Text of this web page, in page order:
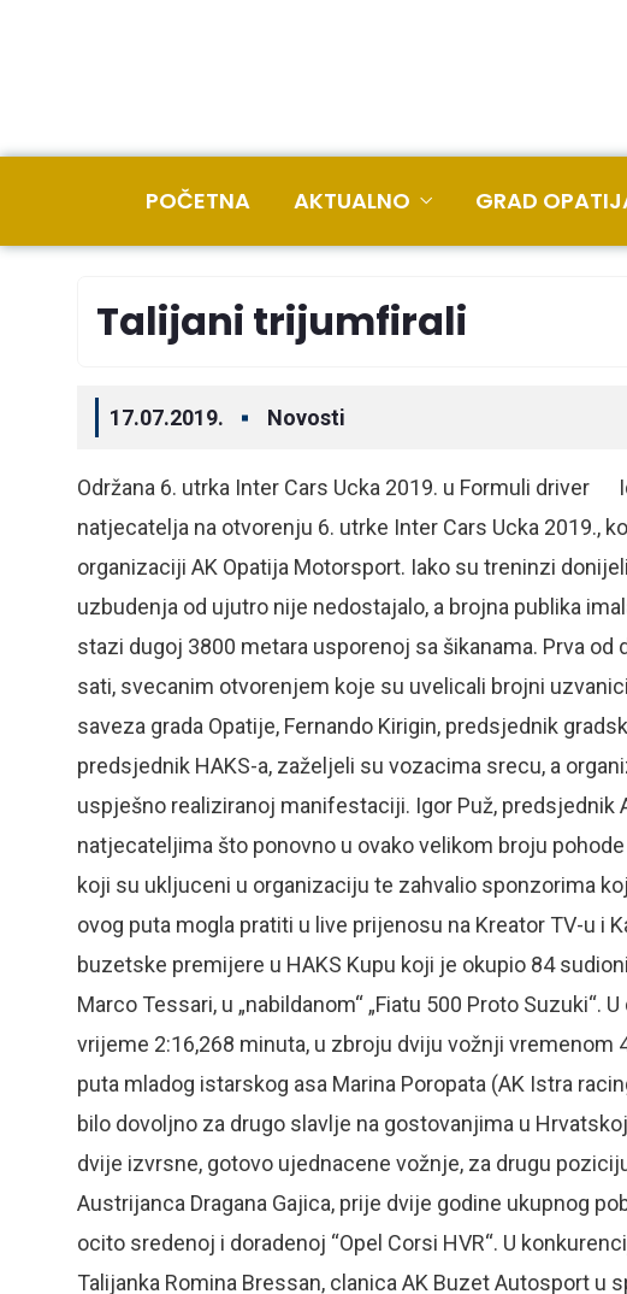
POČETNA AKTUALNO GRAD
Talijani trijumfirali
17.07.2019. Novosti
Održana 6. utrka Inter Cars Ucka 2019. u Formuli driver
natjecatelja na otvorenju 6. utrke Inter Cars Ucka 2019.,
organizaciji AK Opatija Motorsport. Iako su treninzi
uzbudenja od ujutro nije nedostajalo, a brojna publika
stazi dugoj 3800 metara usporenoj sa šikanama. Prva
sati, svecanim otvorenjem koje su uvelicali brojni
saveza grada Opatije, Fernando Kirigin, predsjednik
predsjednik HAKS-a, zaželjeli su vozacima srecu, a
uspješno realiziranoj manifestaciji. Igor Puž, predsjednik
natjecateljima što ponovno u ovako velikom broju
koji su ukljuceni u organizaciju te zahvalio sponzorima
ovog puta mogla pratiti u live prijenosu na Kreator TV-u i
buzetske premijere u HAKS Kupu koji je okupio 84
Marco Tessari, u „nabildanom“ „Fiatu 500 Proto Suzuki“.
vrijeme 2:16,268 minuta, u zbroju dviju vožnji vremenom
puta mladog istarskog asa Marina Poropata (AK Istra
bilo dovoljno za drugo slavlje na gostovanjima u
dvije izvrsne, gotovo ujednacene vožnje, za drugu
Austrijanca Dragana Gajica, prije dvije godine ukupnog
ocito sredenoj i doradenoj “Opel Corsi HVR“. U
Talijanka Romina Bressan, clanica AK Buzet Autosport u